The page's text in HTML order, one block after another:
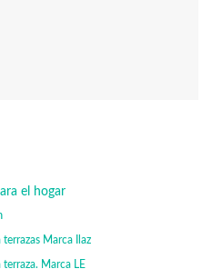
el hogar
Marca Ilaz
Marca LE